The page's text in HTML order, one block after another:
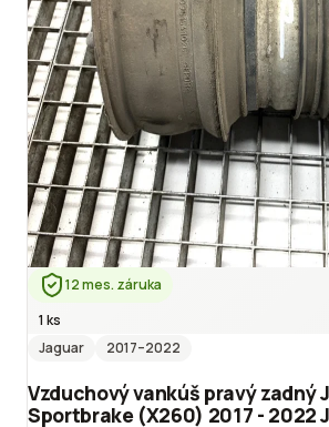
12 mes. záruka
1 ks
Jaguar
2017–2022
Vzduchový vankúš pravý zadný
Sportbrake (X260) 2017 - 2022